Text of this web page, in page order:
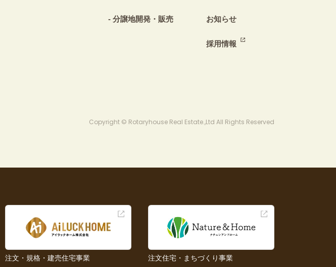
分譲地開発・販売 お知らせ
採用情報
Copyright © Rotaryhouse Real Estate.,Ltd All Rights Reserved
注文・規格・建売住宅事業 注文住宅・まちづくり事業